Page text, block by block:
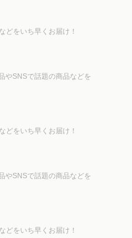
どをいち早くお届け！
やSNSで話題の商品などを
どをいち早くお届け！
やSNSで話題の商品などを
どをいち早くお届け！